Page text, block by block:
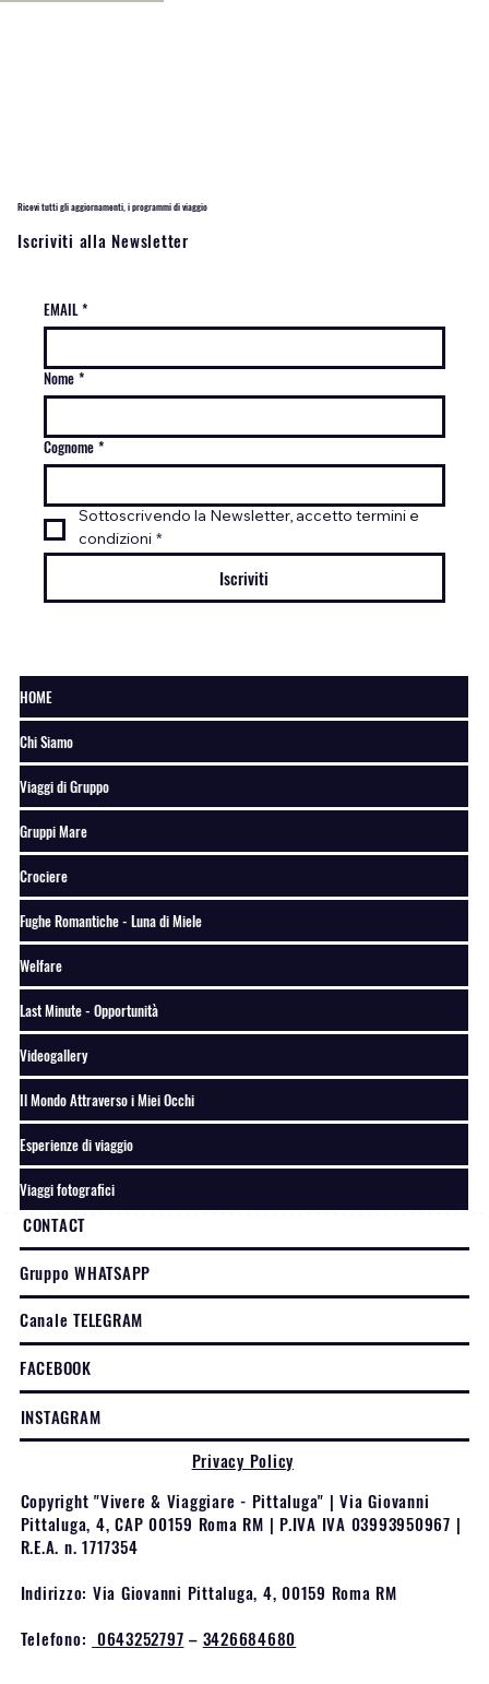
Ricevi tutti gli aggiornamenti, i programmi di viaggio
Iscriviti alla Newsletter
EMAIL *
Nome *
Cognome *
Sottoscrivendo la Newsletter, accetto termini e
condizioni *
Iscriviti
HOME
Chi Siamo
Viaggi di Gruppo
Gruppi Mare
Crociere
Fughe Romantiche - Luna di Miele
Welfare
Last Minute - Opportunità
Videogallery
Il Mondo Attraverso i Miei Occhi
Esperienze di viaggio
Viaggi fotografici
CONTACT
Gruppo WHATSAPP
Canale TELEGRAM
FACEBOOK
INSTAGRAM
Privacy Policy
Copyright "Vivere & Viaggiare - Pittaluga" | Via Giovanni
Pittaluga, 4, CAP 00159 Roma RM | P.IVA IVA 03993950967 |
R.E.A. n. 1717354
Indirizzo: Via Giovanni Pittaluga, 4, 00159 Roma RM
Telefono: 0643252797 – 3426684680